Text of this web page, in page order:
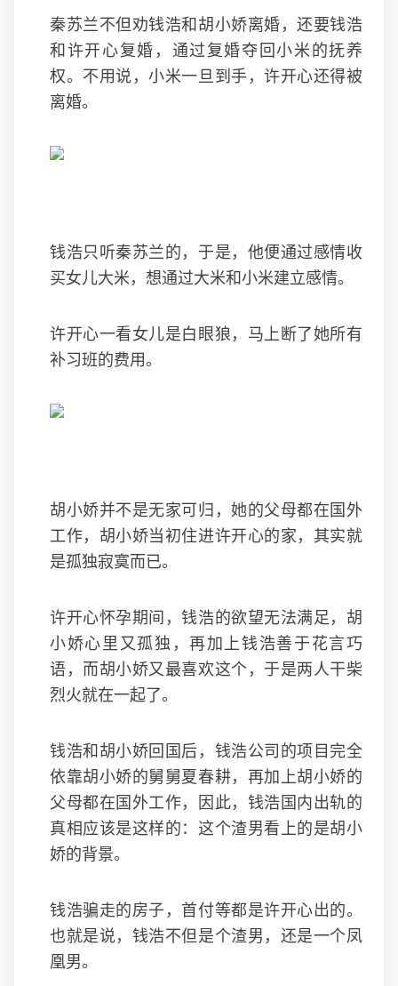
秦苏兰不但劝钱浩和胡小娇离婚，还要钱浩
和许开心复婚，通过复婚夺回小米的抚养
权。不用说，小米一旦到手，许开心还得被
离婚。
钱浩只听秦苏兰的，于是，他便通过感情收
买女儿大米，想通过大米和小米建立感情。
许开心一看女儿是白眼狼，马上断了她所有
补习班的费用。
胡小娇并不是无家可归，她的父母都在国外
工作，胡小娇当初住进许开心的家，其实就
是孤独寂寞而已。
许开心怀孕期间，钱浩的欲望无法满足，胡
小娇心里又孤独，再加上钱浩善于花言巧
语，而胡小娇又最喜欢这个，于是两人干柴
烈火就在一起了。
钱浩和胡小娇回国后，钱浩公司的项目完全
依靠胡小娇的舅舅夏春耕，再加上胡小娇的
父母都在国外工作，因此，钱浩国内出轨的
真相应该是这样的：这个渣男看上的是胡小
娇的背景。
钱浩骗走的房子，首付等都是许开心出的。
也就是说，钱浩不但是个渣男，还是一个凤
凰男。